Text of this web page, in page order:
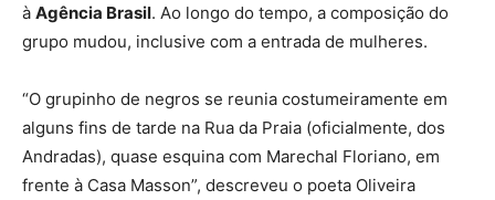
à Agência Brasil. Ao longo do tempo, a composição do
grupo mudou, inclusive com a entrada de mulheres.
“O grupinho de negros se reunia costumeiramente em
alguns fins de tarde na Rua da Praia (oficialmente, dos
Andradas), quase esquina com Marechal Floriano, em
frente à Casa Masson”, descreveu o poeta Oliveira